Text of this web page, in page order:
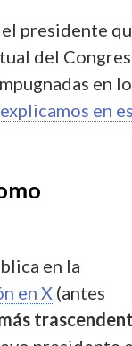
presidente
del
en
en
en la
en X (antes